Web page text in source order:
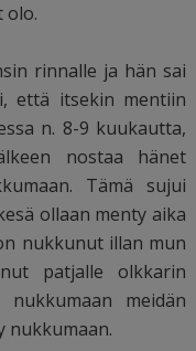
olo.
rinnalle ja hän sai
että itsekin mentiin
n. 8-9 kuukautta,
nostaa hänet
Tämä sujui
ollaan menty aika
nukkunut illan mun
patjalle olkkarin
meidän
nukkumaan.